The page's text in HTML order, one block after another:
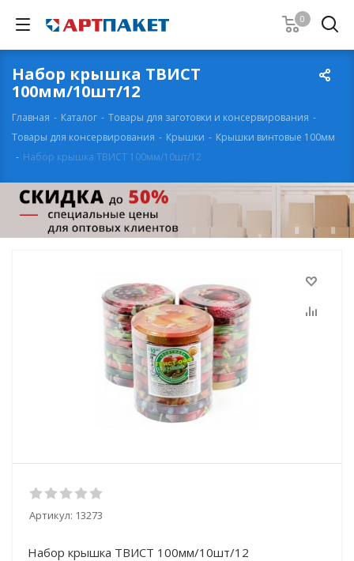
0
Набор крышка ТВИСТ
100мм/10шт/12
Главная - Каталог - Товары для заготовки и консервирования -
Товары для консервирования - Крышки - Крышки винтовые 100мм
- Набор крышка ТВИСТ 100мм/10шт/12
Артикул: 13273
Набор крышка ТВИСТ 100мм/10шт/12